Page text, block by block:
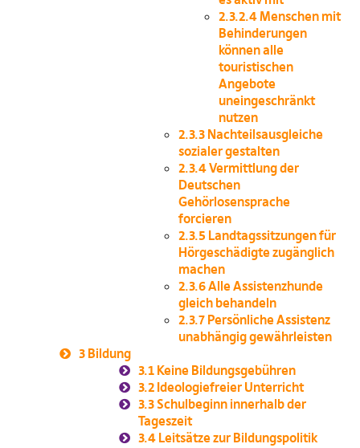
2.3.2.4Menschen mit
Behinderungen
können alle
touristischen
Angebote
uneingeschränkt
nutzen
2.3.3 Nachteilsausgleiche
sozialer gestalten
2.3.4Vermittlung der
Deutschen
Gehörlosensprache
forcieren
2.3.5 Landtagssitzungen für
Hörgeschädigte zugänglich
machen
2.3.6Alle Assistenzhunde
gleich behandeln
2.3.7 Persönliche Assistenz
unabhängig gewährleisten
3 Bildung
3.1 Keine Bildungsgebühren
3.2 Ideologiefreier Unterricht
3.3Schulbeginn innerhalb der
Tageszeit
3.4 Leitsätze zur Bildungspolitik